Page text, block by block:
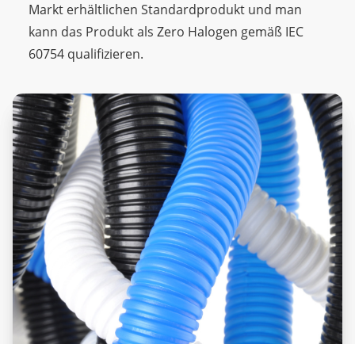
Markt erhältlichen Standardprodukt und man
kann das Produkt als Zero Halogen gemäß IEC
60754 qualifizieren.